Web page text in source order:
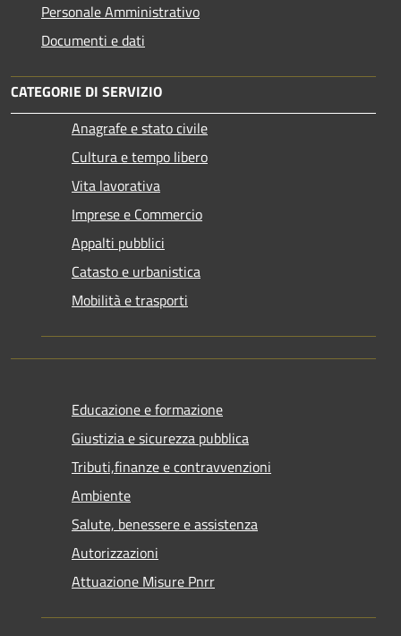
Personale Amministrativo
Documenti e dati
CATEGORIE DI SERVIZIO
Anagrafe e stato civile
Cultura e tempo libero
Vita lavorativa
Imprese e Commercio
Appalti pubblici
Catasto e urbanistica
Mobilità e trasporti
Educazione e formazione
Giustizia e sicurezza pubblica
Tributi,finanze e contravvenzioni
Ambiente
Salute, benessere e assistenza
Autorizzazioni
Attuazione Misure Pnrr